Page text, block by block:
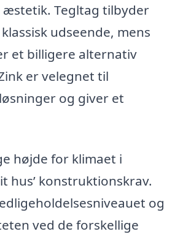
Tegltag tilbyder
udseende, mens
et billigere alternativ
er velegnet til
og giver et
højde for klimaet i
hus’ konstruktionskrav.
og
ved de forskellige